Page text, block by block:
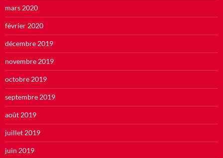
mars 2020
février 2020
décembre 2019
novembre 2019
octobre 2019
septembre 2019
août 2019
juillet 2019
juin 2019